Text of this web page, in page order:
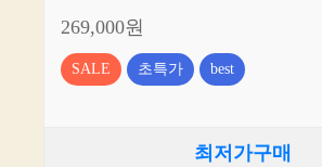
269,000원
SALE 초특가 best
최저가구매